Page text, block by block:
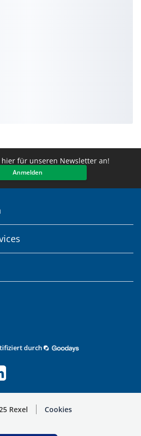
hier für unseren Newsletter an!
Anmelden
durch
Rexel Cookies